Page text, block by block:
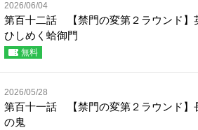
2026/06/04
第百十二話 【禁門の変第２ラウンド】
ひしめく蛤御門
無料
2026/05/28
第百十一話 【禁門の変第２ラウンド】
の鬼